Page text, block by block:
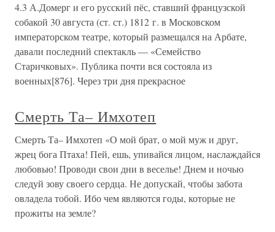
4.3 А.Домерг и его русский пёс, ставший французской
собакой 30 августа (ст. ст.) 1812 г. в Московском
императорском театре, который размещался на Арбате,
давали последний спектакль — «Семейство
Старичковых». Публика почти вся состояла из
военных[876]. Через три дня прекрасное
Смерть Та– Имхотеп
Смерть Та– Имхотеп «О мой брат, о мой муж и друг,
жрец бога Птаха! Пей, ешь, упивайся лицом, наслаждайся
любовью! Проводи свои дни в веселье! Днем и ночью
следуй зову своего сердца. Не допускай, чтобы забота
овладела тобой. Ибо чем являются годы, которые не
прожиты на земле?